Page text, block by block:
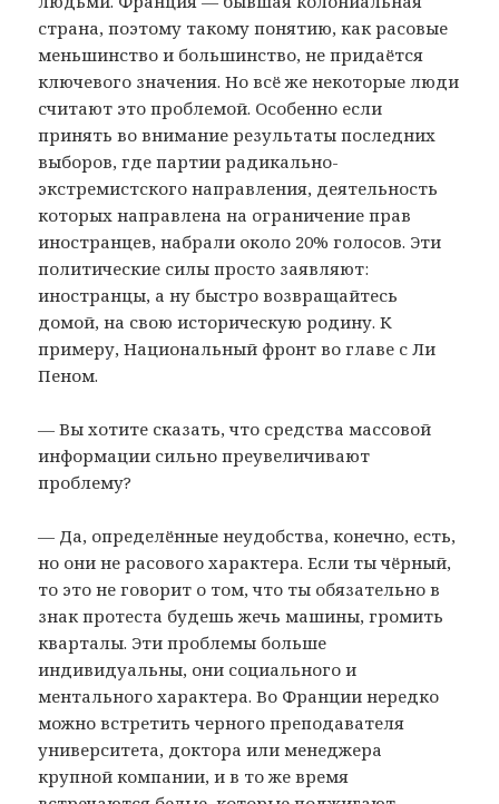
страна, поэтому такому понятию, как расовые
меньшинство и большинство, не придаётся
ключевого значения. Но всё же некоторые люди
считают это проблемой. Особенно если
принять во внимание результаты последних
выборов, где партии радикально-
экстремистского направления, деятельность
которых направлена на ограничение прав
иностранцев, набрали около 20% голосов. Эти
политические силы просто заявляют:
иностранцы, а ну быстро возвращайтесь
домой, на свою историческую родину. К
примеру, Национальный фронт во главе с Ли
Пеном.
— Вы хотите сказать, что средства массовой
информации сильно преувеличивают
проблему?
— Да, определённые неудобства, конечно, есть,
но они не расового характера. Если ты чёрный,
то это не говорит о том, что ты обязательно в
знак протеста будешь жечь машины, громить
кварталы. Эти проблемы больше
индивидуальны, они социального и
ментального характера. Во Франции нередко
можно встретить черного преподавателя
университета, доктора или менеджера
крупной компании, и в то же время